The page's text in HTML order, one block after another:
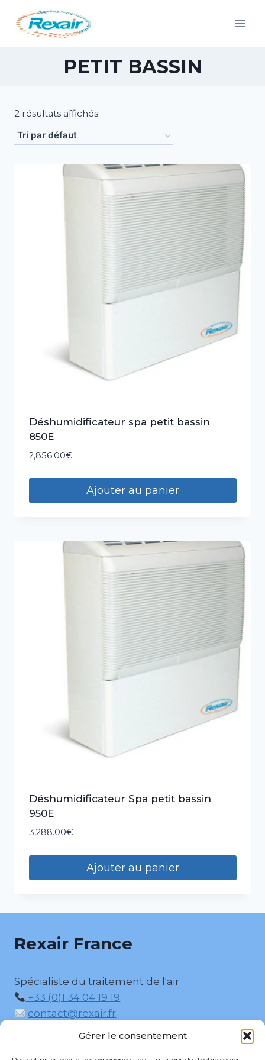
Gérer le consentement
PETIT BASSIN
2 résultats affichés
Déshumidificateur spa petit bassin
850E
2,856.00€
Ajouter au panier
Déshumidificateur Spa petit bassin
950E
3,288.00€
Ajouter au panier
Rexair France
Spécialiste du traitement de l'air
+33 (0)1 34 04 19 19
contact@rexair.fr
5, Rue des Boisseliers, 95330 Domont